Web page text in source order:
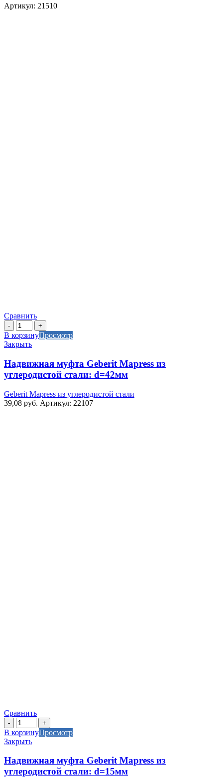
Артикул: 21510
Сравнить
Количество
товара
Надвижная
муфта
Mapress
из
стали:
d=42мм
В корзинуПросмотр
Закрыть
Надвижная муфта Geberit Mapress из
углеродистой стали: d=42мм
Geberit Mapress из углеродистой стали
39,08 руб. Артикул: 22107
Сравнить
Количество
товара
Надвижная
муфта
Geberit
Mapress
из
В корзинуПросмотр
Закрыть
Надвижная муфта Geberit Mapress из
углеродистой стали: d=15мм